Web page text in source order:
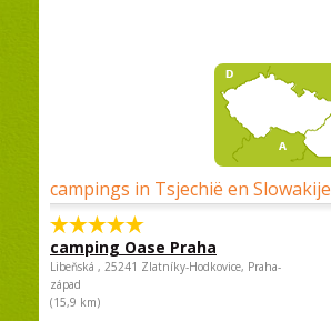
campings in Tsjechië en Slowakije
camping Oase Praha
Libeňská , 25241 Zlatníky-Hodkovice, Praha-
západ
(15,9 km)